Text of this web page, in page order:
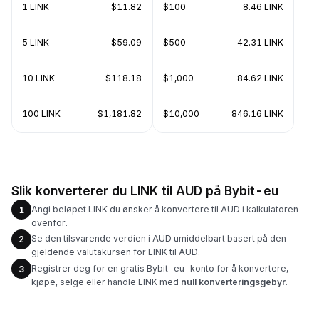
1 LINK $11.82
5 LINK $59.09
10 LINK $118.18
100 LINK $1,181.82
$100 8.46 LINK
$500 42.31 LINK
$1,000 84.62 LINK
$10,000 846.16 LINK
Slik konverterer du LINK til AUD på Bybit-eu
1
Angi beløpet LINK du ønsker å konvertere til AUD i kalkulatoren
ovenfor.
2
Se den tilsvarende verdien i AUD umiddelbart basert på den
gjeldende valutakursen for LINK til AUD.
3
Registrer deg for en gratis Bybit-eu-konto for å konvertere,
kjøpe, selge eller handle LINK med null konverteringsgebyr.